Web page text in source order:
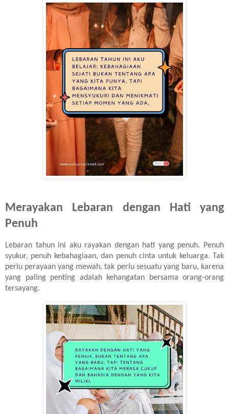
Merayakan Lebaran dengan Hati yang
Penuh
Lebaran tahun ini aku rayakan dengan hati yang penuh. Penuh
syukur, penuh kebahagiaan, dan penuh cinta untuk keluarga. Tak
perlu perayaan yang mewah, tak perlu sesuatu yang baru, karena
yang paling penting adalah kehangatan bersama orang-orang
tersayang.